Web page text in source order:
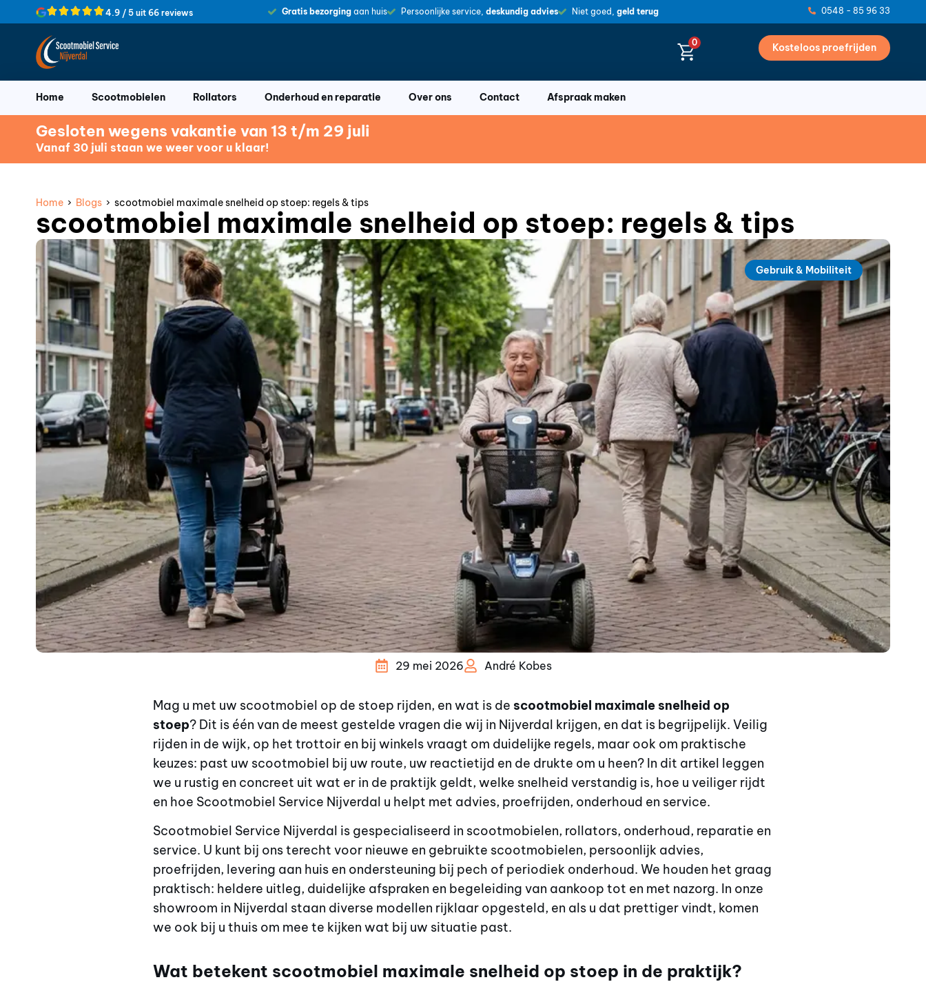
4.9 / 5 uit 66 reviews Gratis bezorgingaan huis Persoonlijke service, deskundig advies Niet goed, geld terug 0548 - 85 96 33
0 Kosteloos proefrijden
Home Scootmobielen Rollators Onderhoud en reparatie Over ons Contact Afspraak maken
Gesloten wegens vakantie van 13 t/m 29 juli
Vanaf 30 juli staan we weer voor u klaar!
Home › Blogs › scootmobiel maximale snelheid op stoep: regels & tips
scootmobiel maximale snelheid op stoep: regels & tips
Gebruik & Mobiliteit
29 mei 2026 André Kobes
Mag u met uw scootmobiel op de stoep rijden, en wat is de scootmobiel maximale snelheid op
stoep? Dit is één van de meest gestelde vragen die wij in Nijverdal krijgen, en dat is begrijpelijk. Veilig
rijden in de wijk, op het trottoir en bij winkels vraagt om duidelijke regels, maar ook om praktische
keuzes: past uw scootmobiel bij uw route, uw reactietijd en de drukte om u heen? In dit artikel leggen
we u rustig en concreet uit wat er in de praktijk geldt, welke snelheid verstandig is, hoe u veiliger rijdt
en hoe Scootmobiel Service Nijverdal u helpt met advies, proefrijden, onderhoud en service.
Scootmobiel Service Nijverdal is gespecialiseerd in scootmobielen, rollators, onderhoud, reparatie en
service. U kunt bij ons terecht voor nieuwe en gebruikte scootmobielen, persoonlijk advies,
proefrijden, levering aan huis en ondersteuning bij pech of periodiek onderhoud. We houden het graag
praktisch: heldere uitleg, duidelijke afspraken en begeleiding van aankoop tot en met nazorg. In onze
showroom in Nijverdal staan diverse modellen rijklaar opgesteld, en als u dat prettiger vindt, komen
we ook bij u thuis om mee te kijken wat bij uw situatie past.
Wat betekent scootmobiel maximale snelheid op stoep in de praktijk?